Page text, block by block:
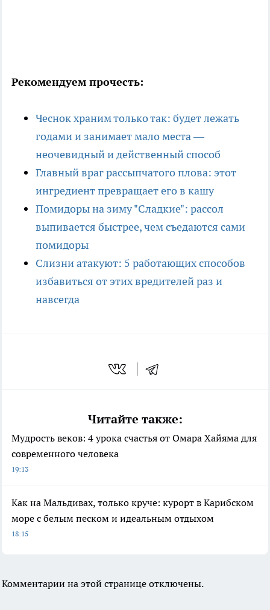
Рекомендуем прочесть:
Чеснок храним только так: будет лежать
годами и занимает мало места —
неочевидный и действенный способ
Главный враг рассыпчатого плова: этот
ингредиент превращает его в кашу
Помидоры на зиму "Сладкие": рассол
выпивается быстрее, чем съедаются сами
помидоры
Слизни атакуют: 5 работающих способов
избавиться от этих вредителей раз и
навсегда
Читайте также:
Мудрость веков: 4 урока счастья от Омара Хайяма для
современного человека
19:13
Как на Мальдивах, только круче: курорт в Карибском
море с белым песком и идеальным отдыхом
18:15
Комментарии на этой странице отключены.